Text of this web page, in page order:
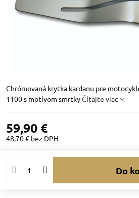
Chrómovaná krytka kardanu pre
1100 s motívom smrtkyČítajte viac
59,90 €
48,70 € bez DPH
Do